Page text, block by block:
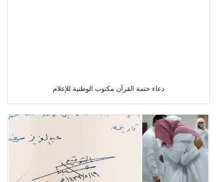
دعاء ختمة القرآن مكتوب الوطنية للإعلام